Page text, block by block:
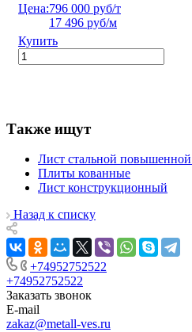
Цена:796 000 руб/т
17 496 руб/м
Купить
Также ищут
Лист стальной
Плиты кованные
Лист конструкционный
Назад к списку
+74952752522
+74952752522
Заказать звонок
E-mail
zakaz@metall-ves.ru